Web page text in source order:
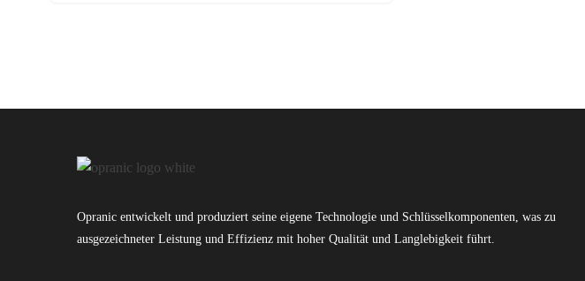
Opranic entwickelt und produziert seine eigene Technologie und Schlüsselkomponenten, was zu
ausgezeichneter Leistung und Effizienz mit hoher Qualität und Langlebigkeit führt.